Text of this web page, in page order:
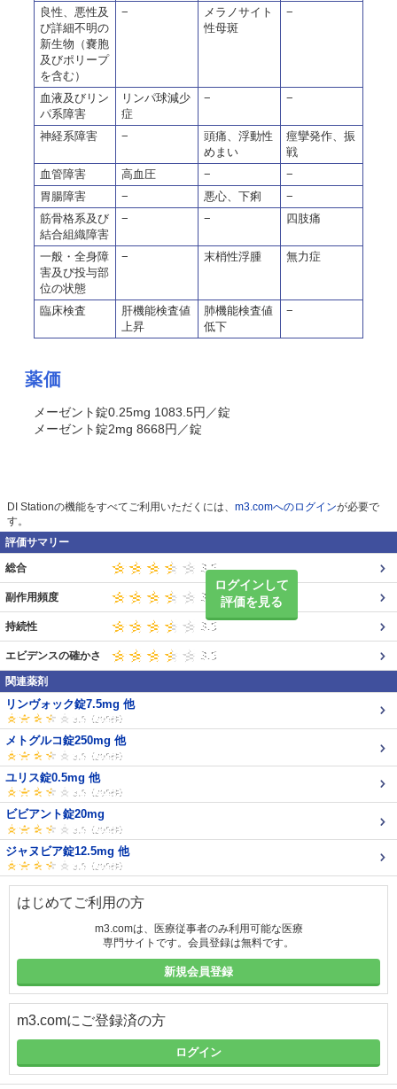
良性、悪性及
び詳細不明の
新生物（嚢胞
及びポリープ
を含む）
−
メラノサイト
性母斑
−
血液及びリン
パ系障害
リンパ球減少
症
− −
神経系障害 −
頭痛、浮動性
めまい
痙攣発作、振
戦
血管障害
高血圧 −
−
胃腸障害
− 悪心、下痢
−
筋骨格系及び
結合組織障害
− − 四肢痛
一般・全身障
害及び投与部
位の状態
− 末梢性浮腫 無力症
臨床検査
肝機能検査値
上昇
肺機能検査値
低下
−
薬価
メーゼント錠0.25mg 1083.5円／錠
メーゼント錠2mg 8668円／錠
DI Stationの機能をすべてご利用いただくには、 m3.comへのログインが必要で
す。
評価サマリー
ログインして
評価を見る
総合
副作用頻度
持続性
エビデンスの確かさ
関連薬剤
リンヴォック錠7.5mg 他
メトグルコ錠250mg 他
ユリス錠0.5mg 他
ビビアント錠20mg
ジャヌビア錠12.5mg 他
はじめてご利用の方
m3.comは、医療従事者のみ利用可能な医療
専門サイトです。会員登録は無料です。
新規会員登録
m3.comにご登録済の方
ログイン